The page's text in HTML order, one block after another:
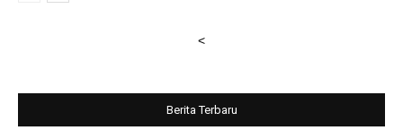
<
Berita Terbaru